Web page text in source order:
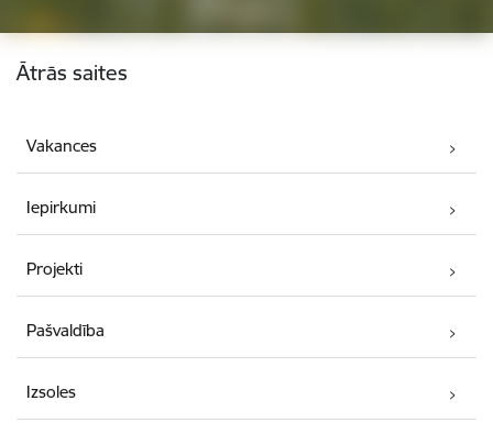
Kājene
Ātrās saites
Vakances
Iepirkumi
Projekti
Pašvaldība
Izsoles